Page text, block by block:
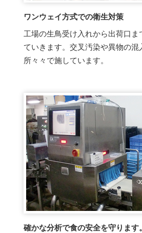
ワンウェイ方式での衛生対策
工場の生鳥受け入れから出荷口
ていきます。交叉汚染や異物の
所々々で施しています。
確かな分析で食の安全を守ります